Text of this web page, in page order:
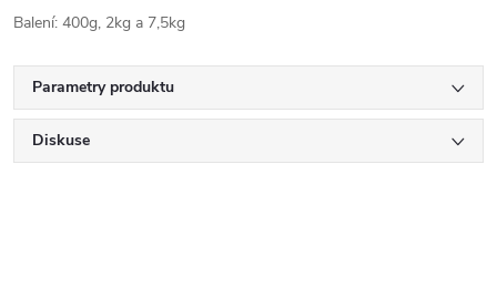
Balení: 400g, 2kg a 7,5kg
Parametry produktu
Diskuse